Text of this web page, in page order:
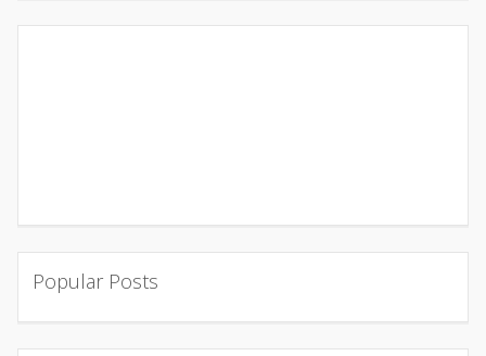
Popular Posts